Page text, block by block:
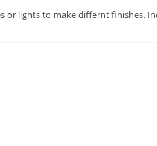
or lights to make differnt finishes.